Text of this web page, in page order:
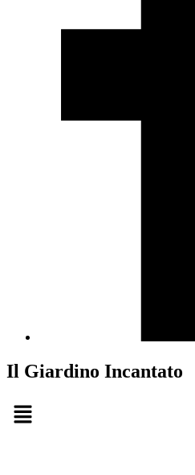
Il Giardino Incantato
Menu